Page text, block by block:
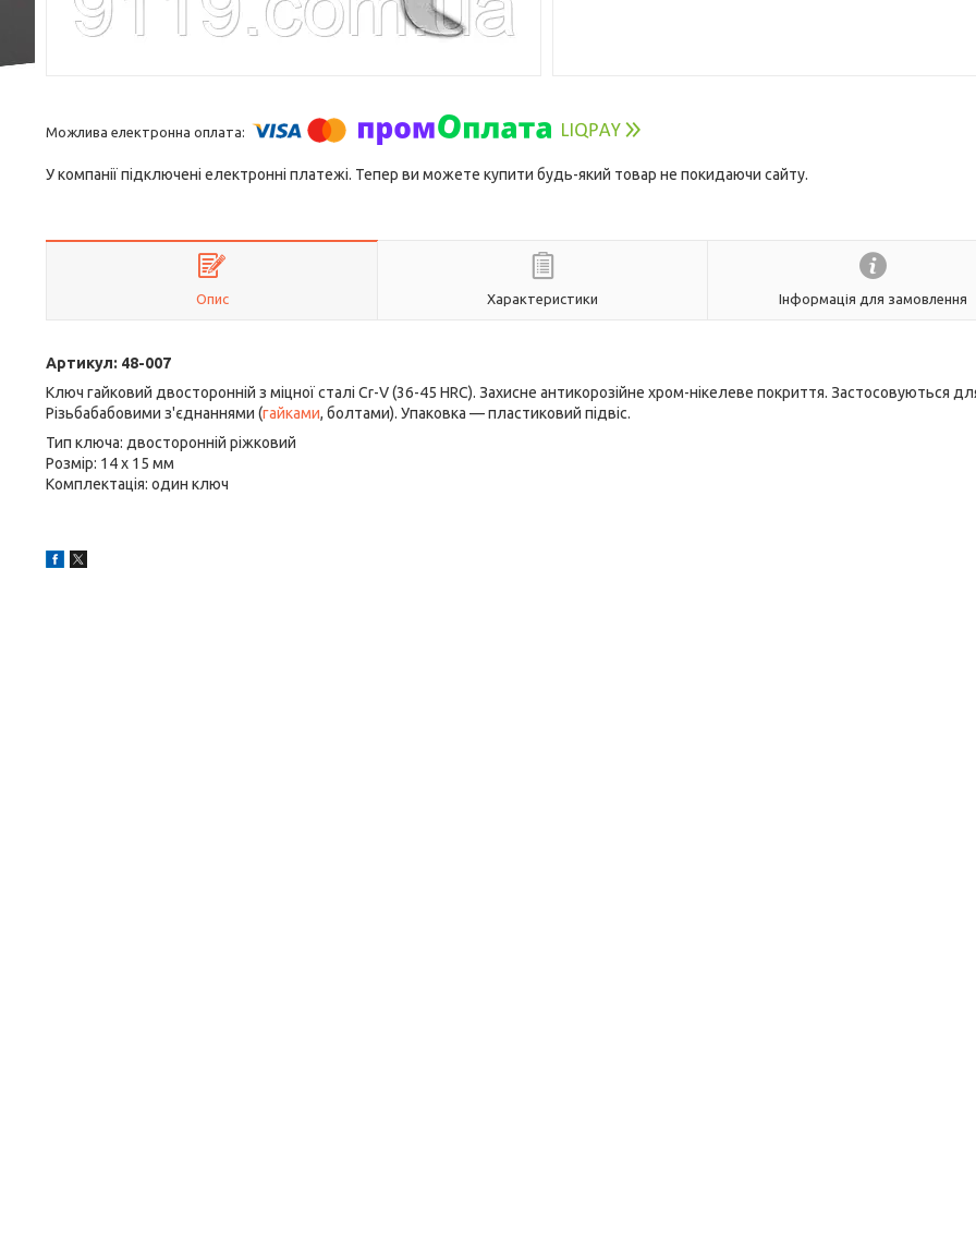
У компанії підключені електронні платежі. Тепер ви можете купити будь-який товар не покидаючи сайту.
Опис Характеристики Інформація для замовлення
Артикул: 48-007
Ключ гайковий двосторонній з міцної сталі Cr-V (36-45 HRC). Захисне антикорозійне хром-нікелеве покриття. Застосовуються
Різьбабабовими з'єднаннями (гайками, болтами). Упаковка — пластиковий підвіс.
Тип ключа: двосторонній ріжковий
Розмір: 14 х 15 мм
Комплектація: один ключ